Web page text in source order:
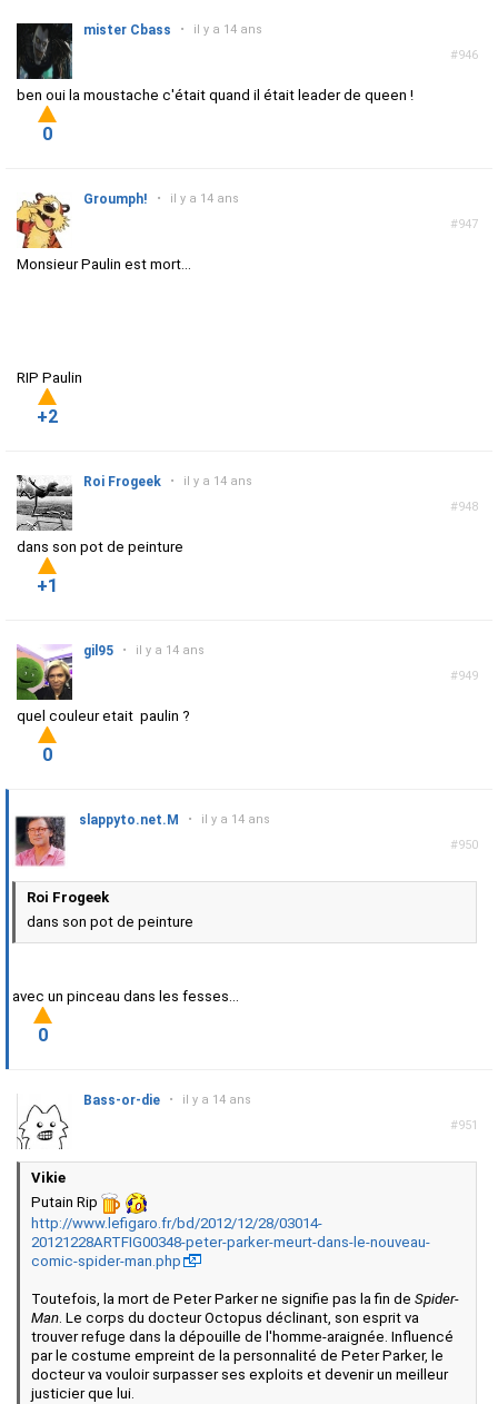
#946
mister Cbass • il y a 14 ans
ben oui la moustache c'était quand il était leader de queen !
0
#947
Groumph! • il y a 14 ans
Monsieur Paulin est mort...
RIP Paulin
+2
#948
Roi Frogeek • il y a 14 ans
dans son pot de peinture
+1
#949
gil95 • il y a 14 ans
quel couleur etait paulin ?
0
#950
slappyto.net.M • il y a 14 ans
Roi Frogeek
dans son pot de peinture
avec un pinceau dans les fesses...
0
#951
Bass-or-die • il y a 14 ans
Vikie
Putain Rip
http://www.lefigaro.fr/bd/2012/12/28/03014-
20121228ARTFIG00348-peter-parker-meurt-dans-le-nouveau-
comic-spider-man.php
Toutefois, la mort de Peter Parker ne signifie pas la fin de Spider-
Man. Le corps du docteur Octopus déclinant, son esprit va
trouver refuge dans la dépouille de l'homme-araignée. Influencé
par le costume empreint de la personnalité de Peter Parker, le
docteur va vouloir surpasser ses exploits et devenir un meilleur
justicier que lui.